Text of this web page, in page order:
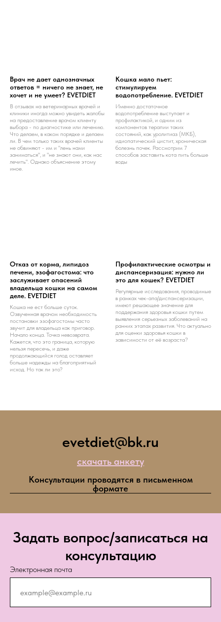
Врач не дает однозначных
ответов = ничего не знает, не
хочет и не умеет? EVETDIET
В отзывах на ветеринарных врачей и
клиники иногда можно увидеть жалобы
на предоставление врачом клиенту
выбора - по диагностике или лечению.
Что делаем, в каком порядке и делаем
ли. В чем только таких врачей клиенты
не обвиняют - им и "лень нами
заниматься", и "не знают они, как нас
лечить". Однако объяснение этому
иное.
Кошка мало пьет:
стимулируем
водопотребление. EVETDIET
Именно достаточное
водопотребление выступает и
профилактикой, и одним из
компонентов терапии таких
состояний, как уролитиаз (МКБ),
идиопатический цистит, хроническая
болезнь почек. Рассмотрим 7
способов заставить кота пить больше
воды
Отказ от корма, липидоз
печени, эзофагостома: что
заслуживает опасений
владельца кошки на самом
деле. EVETDIET
Кошка не ест больше суток.
Озвученная врачом необходимость
постановки эзофагостомы часто
звучит для владельца как приговор.
Начало конца. Точка невозврата.
Кажется, что это граница, которую
нельзя пересечь, и даже
продолжающийся голод оставляет
больше надежды на благоприятный
исход. Но так ли это?
Профилактические осмотры и
диспансеризация: нужно ли
это для кошек? EVETDIET
Регулярные исследования, проводимые
в рамках чек-апа/диспансеризации,
имеют решающее значение для
поддержания здоровья кошки путем
выявления серьезных заболеваний на
ранних этапах развития. Что актуально
для оценки здоровья кошки в
зависимости от её возраста?
evetdiet@bk.ru
скачать анкету
Консультации проводятся в письменном
формате
Задать вопрос/записаться на
консультацию
Электронная почта